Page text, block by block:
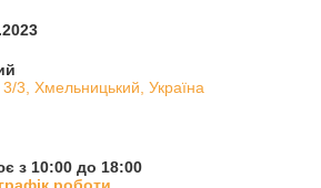
3/3, Хмельницький, Україна
з 10:00 до 18:00